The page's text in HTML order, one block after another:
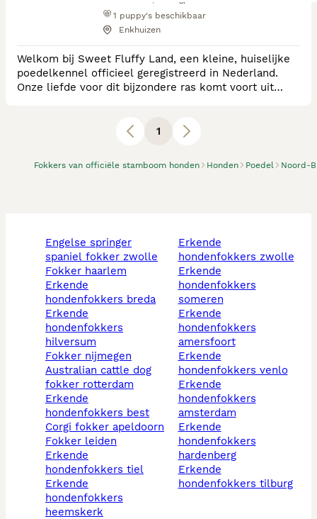
Fokkers van officiële stamboom honden Honden Poedel Noord-
1 puppy's beschikbaar
Enkhuizen
Welkom bij Sweet Fluffy Land, een kleine, huiselijke
poedelkennel officieel geregistreerd in Nederland.
Onze liefde voor dit bijzondere ras komt voort uit
focus op gezondheid, karakter en rastypische
1
engelse springer
spaniel fokker zwolle
fokker haarlem
erkende
hondenfokkers breda
erkende
hondenfokkers
hilversum
fokker nijmegen
australian cattle dog
fokker rotterdam
erkende
hondenfokkers best
corgi fokker apeldoorn
fokker leiden
erkende
hondenfokkers tiel
erkende
hondenfokkers
heemskerk
erkende
hondenfokkers zwolle
erkende
hondenfokkers
someren
erkende
hondenfokkers
amersfoort
erkende
hondenfokkers venlo
erkende
hondenfokkers
amsterdam
erkende
hondenfokkers
hardenberg
erkende
hondenfokkers tilburg